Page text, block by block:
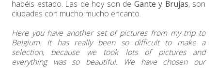
habéis estado. Las de hoy son de Gante y Brujas, son
ciudades con mucho mucho encanto.
Here you have another set of pictures from my trip to
Belgium. It has really been so difficult to make a
selection, because we took lots of pictures and
everything was so beautiful. We have chosen our